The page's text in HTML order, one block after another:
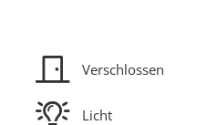
Verschlossen
Licht